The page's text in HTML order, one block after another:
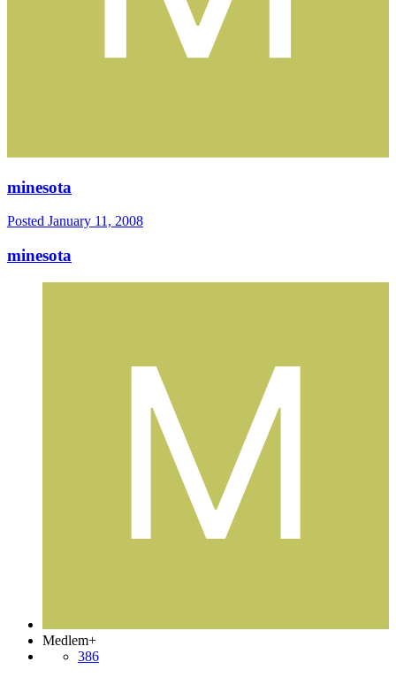
minesota
Posted January 11, 2008
minesota
Medlem+
386